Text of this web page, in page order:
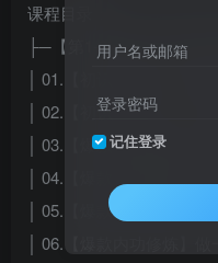
课程目录：
├─【第1-2期汇总】拼多
│ 01.【初识拼多多】拼
│ 02.【初识拼多多】入
│ 03.【爆款内功修炼】
│ 04.【爆款内功修炼】爆
│ 05.【爆款内功修炼】
│ 06.【爆款内功修炼】
用户名或邮箱
登录密码
记住登录